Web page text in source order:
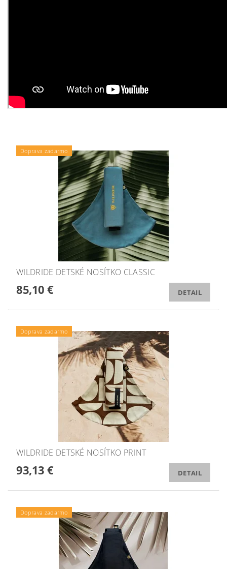
Doprava zadarmo
WILDRIDE DETSKÉ NOSÍTKO CLASSIC
85,10 € DETAIL
Doprava zadarmo
WILDRIDE DETSKÉ NOSÍTKO PRINT
93,13 € DETAIL
Doprava zadarmo